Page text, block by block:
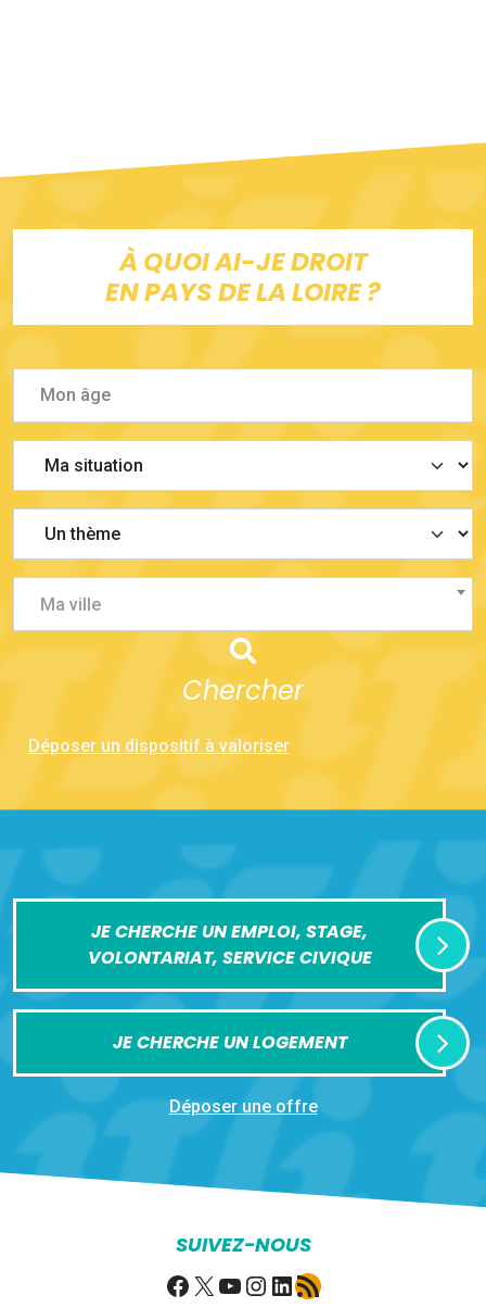
À QUOI AI-JE DROIT
EN PAYS DE LA LOIRE ?
Ma ville
Chercher
Déposer un dispositif à valoriser
JE CHERCHE UN EMPLOI, STAGE,
VOLONTARIAT, SERVICE CIVIQUE
JE CHERCHE UN LOGEMENT
Déposer une offre
SUIVEZ-NOUS
Facebook
X YouTube
Instagram
LinkedIn
Flux RSS